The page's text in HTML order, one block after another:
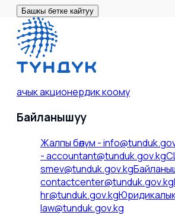
Башкы бетке кайтуу
ачык акционердик коому
Байланышуу
Жалпы бөлүм -
-accountant@tunduk.gov.kg
smev@tunduk.gov.kg
contactcenter@tunduk.gov.kg
hr@tunduk.gov.kgЮридикалык
law@tunduk.gov.kg